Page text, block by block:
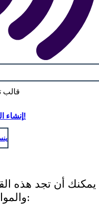
إنشاء الخاصة بك!
يمكنك أن تجد هذه
والموارد التالية: